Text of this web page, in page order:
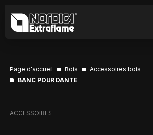
Page d'accueil Bois
Accessoires bois
BANC POUR DANTE
ACCESSOIRES